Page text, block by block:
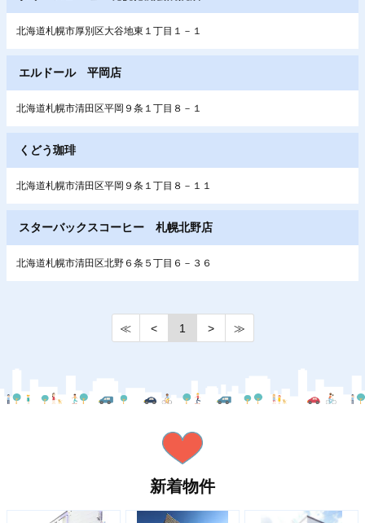
北海道札幌市厚別区大谷地東１丁目１－１
エルドール 平岡店
北海道札幌市清田区平岡９条１丁目８－１
くどう珈琲
北海道札幌市清田区平岡９条１丁目８－１１
スターバックスコーヒー 札幌北野店
北海道札幌市清田区北野６条５丁目６－３６
≪ < 1 > ≫
新着物件